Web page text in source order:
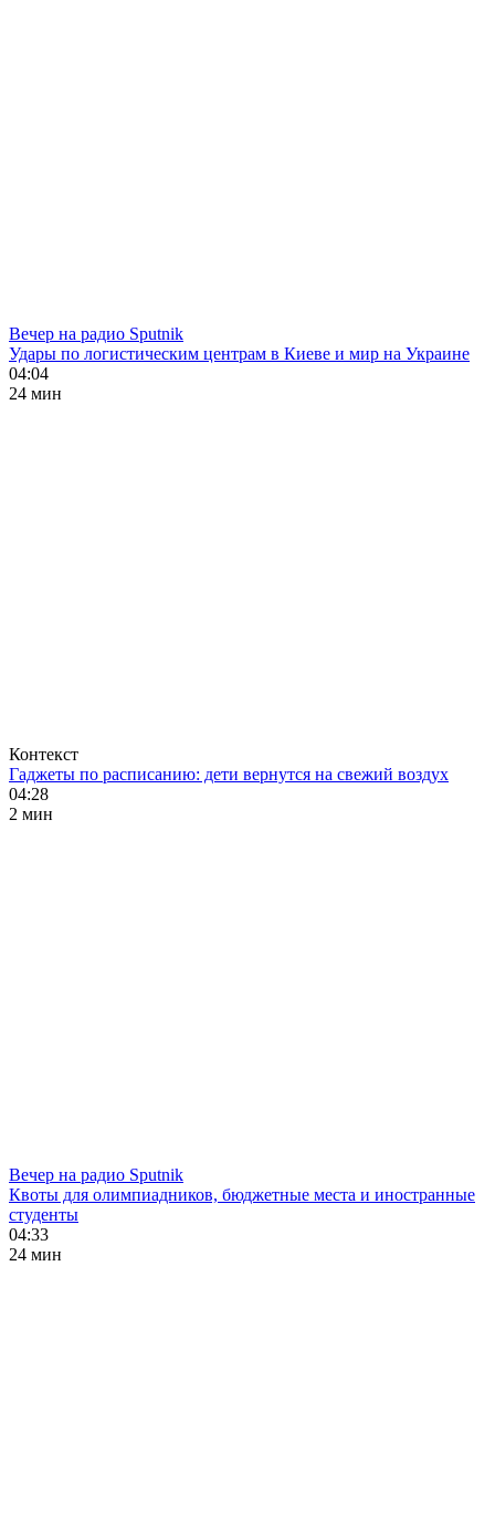
Вечер на радио Sputnik
Удары по логистическим центрам в Киеве и мир на Украине
04:04
24 мин
Контекст
Гаджеты по расписанию: дети вернутся на свежий воздух
04:28
2 мин
Вечер на радио Sputnik
Квоты для олимпиадников, бюджетные места и иностранные
студенты
04:33
24 мин